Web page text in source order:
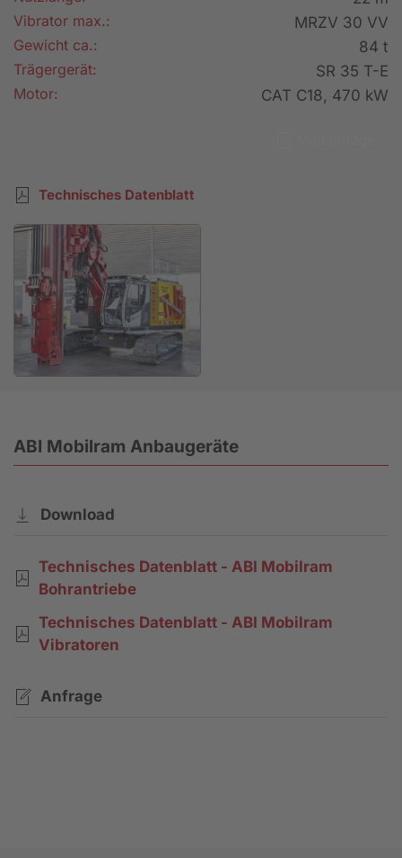
Vibrator max.:
MRZV 30 VV
Gewicht ca.:
84 t
Trägergerät:
SR 35 T-E
Motor:
CAT C18, 470 kW
Technisches Datenblatt
ABI Mobilram Anbaugeräte
Download
Technisches Datenblatt - ABI Mobilram
Bohrantriebe
Technisches Datenblatt - ABI Mobilram
Vibratoren
Anfrage